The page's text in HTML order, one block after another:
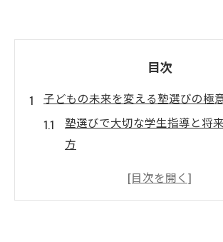
目次
子どもの未来を変える塾選びの極
塾選びで大切な学生指導と将
方